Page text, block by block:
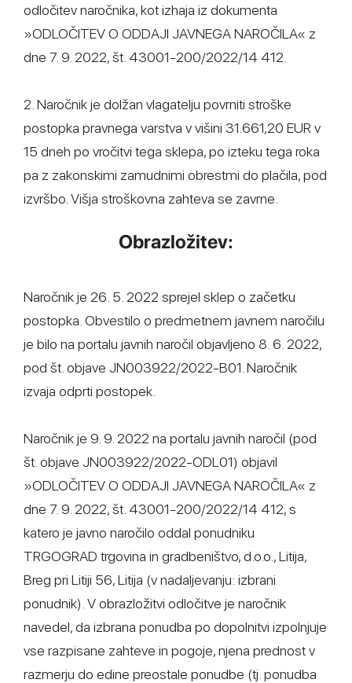
odločitev naročnika, kot izhaja iz dokumenta
»ODLOČITEV O ODDAJI JAVNEGA NAROČILA« z
dne 7. 9. 2022, št. 43001-200/2022/14 412.
2. Naročnik je dolžan vlagatelju povrniti stroške
postopka pravnega varstva v višini 31.661,20 EUR v
15 dneh po vročitvi tega sklepa, po izteku tega roka
pa z zakonskimi zamudnimi obrestmi do plačila, pod
izvršbo. Višja stroškovna zahteva se zavrne.
Obrazložitev:
Naročnik je 26. 5. 2022 sprejel sklep o začetku
postopka. Obvestilo o predmetnem javnem naročilu
je bilo na portalu javnih naročil objavljeno 8. 6. 2022,
pod št. objave JN003922/2022-B01. Naročnik
izvaja odprti postopek.
Naročnik je 9. 9. 2022 na portalu javnih naročil (pod
št. objave JN003922/2022-ODL01) objavil
»ODLOČITEV O ODDAJI JAVNEGA NAROČILA« z
dne 7. 9. 2022, št. 43001-200/2022/14 412, s
katero je javno naročilo oddal ponudniku
TRGOGRAD trgovina in gradbeništvo, d.o.o., Litija,
Breg pri Litiji 56, Litija (v nadaljevanju: izbrani
ponudnik). V obrazložitvi odločitve je naročnik
navedel, da izbrana ponudba po dopolnitvi izpolnjuje
vse razpisane zahteve in pogoje, njena prednost v
razmerju do edine preostale ponudbe (tj. ponudba